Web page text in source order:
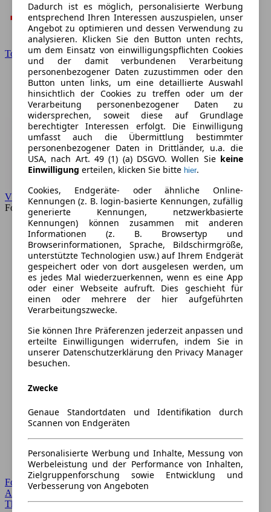
Toyota
VW
Forum
Forum Startseite
Alle Auto-Foren
Themen-Forum
Dadurch ist es möglich, personalisierte Werbung
entsprechend Ihren Interessen auszuspielen, unser
Angebot zu optimieren und dessen Verwendung zu
analysieren. Klicken Sie den Button unten rechts,
um dem Einsatz von einwilligungspflichten Cookies
und der damit verbundenen Verarbeitung
personenbezogener Daten zuzustimmen oder den
Button unten links, um eine detaillierte Auswahl
hinsichtlich der Cookies zu treffen oder um der
Verarbeitung personenbezogener Daten zu
widersprechen, soweit diese auf Grundlage
berechtigter Interessen erfolgt. Die Einwilligung
umfasst auch die Übermittlung bestimmter
personenbezogener Daten in Drittländer, u.a. die
USA, nach Art. 49 (1) (a) DSGVO. Wollen Sie keine
Einwilligung erteilen, klicken Sie bitte hier.
Cookies, Endgeräte- oder ähnliche Online-
Kennungen (z. B. login-basierte Kennungen, zufällig
generierte Kennungen, netzwerkbasierte
Kennungen) können zusammen mit anderen
Informationen (z. B. Browsertyp und
Browserinformationen, Sprache, Bildschirmgröße,
unterstützte Technologien usw.) auf Ihrem Endgerät
gespeichert oder von dort ausgelesen werden, um
es jedes Mal wiederzuerkennen, wenn es eine App
oder einer Webseite aufruft. Dies geschieht für
einen oder mehrere der hier aufgeführten
Verarbeitungszwecke.
Sie können Ihre Präferenzen jederzeit anpassen und
erteilte Einwilligungen widerrufen, indem Sie in
unserer Datenschutzerklärung den Privacy Manager
besuchen.
Zwecke
Genaue Standortdaten und Identifikation durch
Scannen von Endgeräten
Personalisierte Werbung und Inhalte, Messung von
Werbeleistung und der Performance von Inhalten,
Zielgruppenforschung sowie Entwicklung und
Verbesserung von Angeboten